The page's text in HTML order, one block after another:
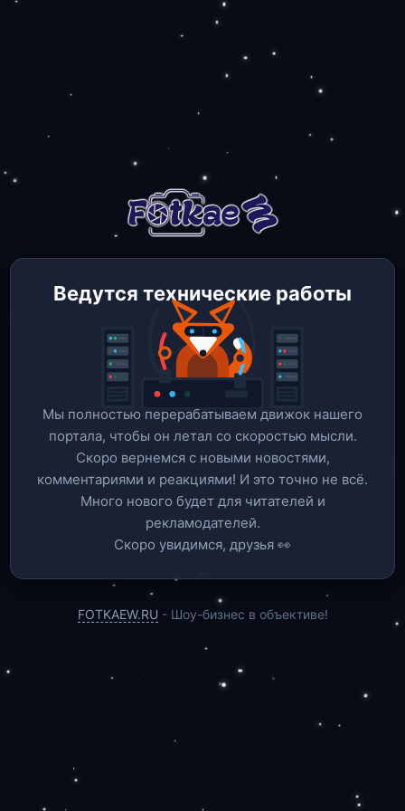
Ведутся технические работы
Мы полностью перерабатываем движок нашего
портала, чтобы он летал со скоростью мысли.
Скоро вернемся c новыми новостями,
комментариями и реакциями! И это точно не всё.
Много нового будет для читателей и
рекламодателей.
Скоро увидимся, друзья 👀
FOTKAEW.RU - Шоу-бизнес в объективе!